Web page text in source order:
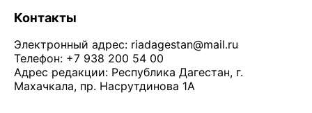
Контакты
Электронный адрес: riadagestan@mail.ru
Телефон: +7 938 200 54 00
Адрес редакции: Республика Дагестан, г.
Махачкала, пр. Насрутдинова 1А